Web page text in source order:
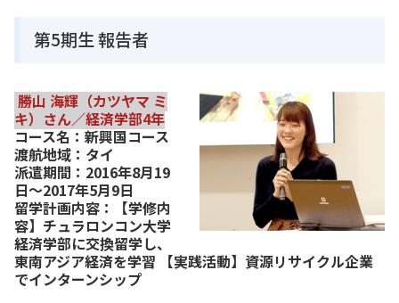
第5期生 報告者
勝山 海輝（カツヤマ ミ
キ）さん／経済学部4年
コース名：新興国コース
渡航地域：タイ
派遣期間：2016年8月19
日～2017年5月9日
留学計画内容：【学修内
容】チュラロンコン大学
経済学部に交換留学し、
東南アジア経済を学習 【実践活動】資源リサイクル企業
でインターンシップ